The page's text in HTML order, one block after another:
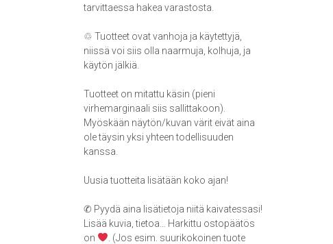
tarvittaessa hakea varastosta.
♲ Tuotteet ovat vanhoja ja käytettyjä,
niissä voi siis olla naarmuja, kolhuja, ja
käytön jälkiä.
Tuotteet on mitattu käsin (pieni
virhemarginaali siis sallittakoon).
Myöskään näytön/kuvan värit eivät aina
ole täysin yksi yhteen todellisuuden
kanssa.
Uusia tuotteita lisätään koko ajan!
✆ Pyydä aina lisätietoja niitä kaivatessasi!
Lisää kuvia, tietoa… Harkittu ostopäätös
on
. (Jos esim. suurikokoinen tuote